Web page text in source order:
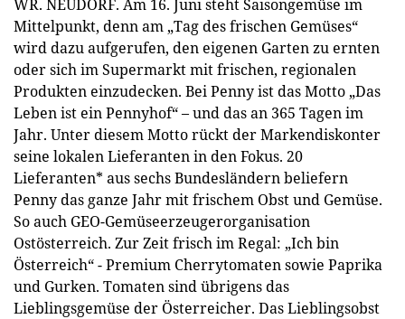
WR. NEUDORF. Am 16. Juni steht Saisongemüse im
Mittelpunkt, denn am „Tag des frischen Gemüses“
wird dazu aufgerufen, den eigenen Garten zu ernten
oder sich im Supermarkt mit frischen, regionalen
Produkten einzudecken. Bei Penny ist das Motto „Das
Leben ist ein Pennyhof“ – und das an 365 Tagen im
Jahr. Unter diesem Motto rückt der Markendiskonter
seine lokalen Lieferanten in den Fokus. 20
Lieferanten* aus sechs Bundesländern beliefern
Penny das ganze Jahr mit frischem Obst und Gemüse.
So auch GEO-Gemüseerzeugerorganisation
Ostösterreich. Zur Zeit frisch im Regal: „Ich bin
Österreich“ - Premium Cherrytomaten sowie Paprika
und Gurken. Tomaten sind übrigens das
Lieblingsgemüse der Österreicher. Das Lieblingsobst